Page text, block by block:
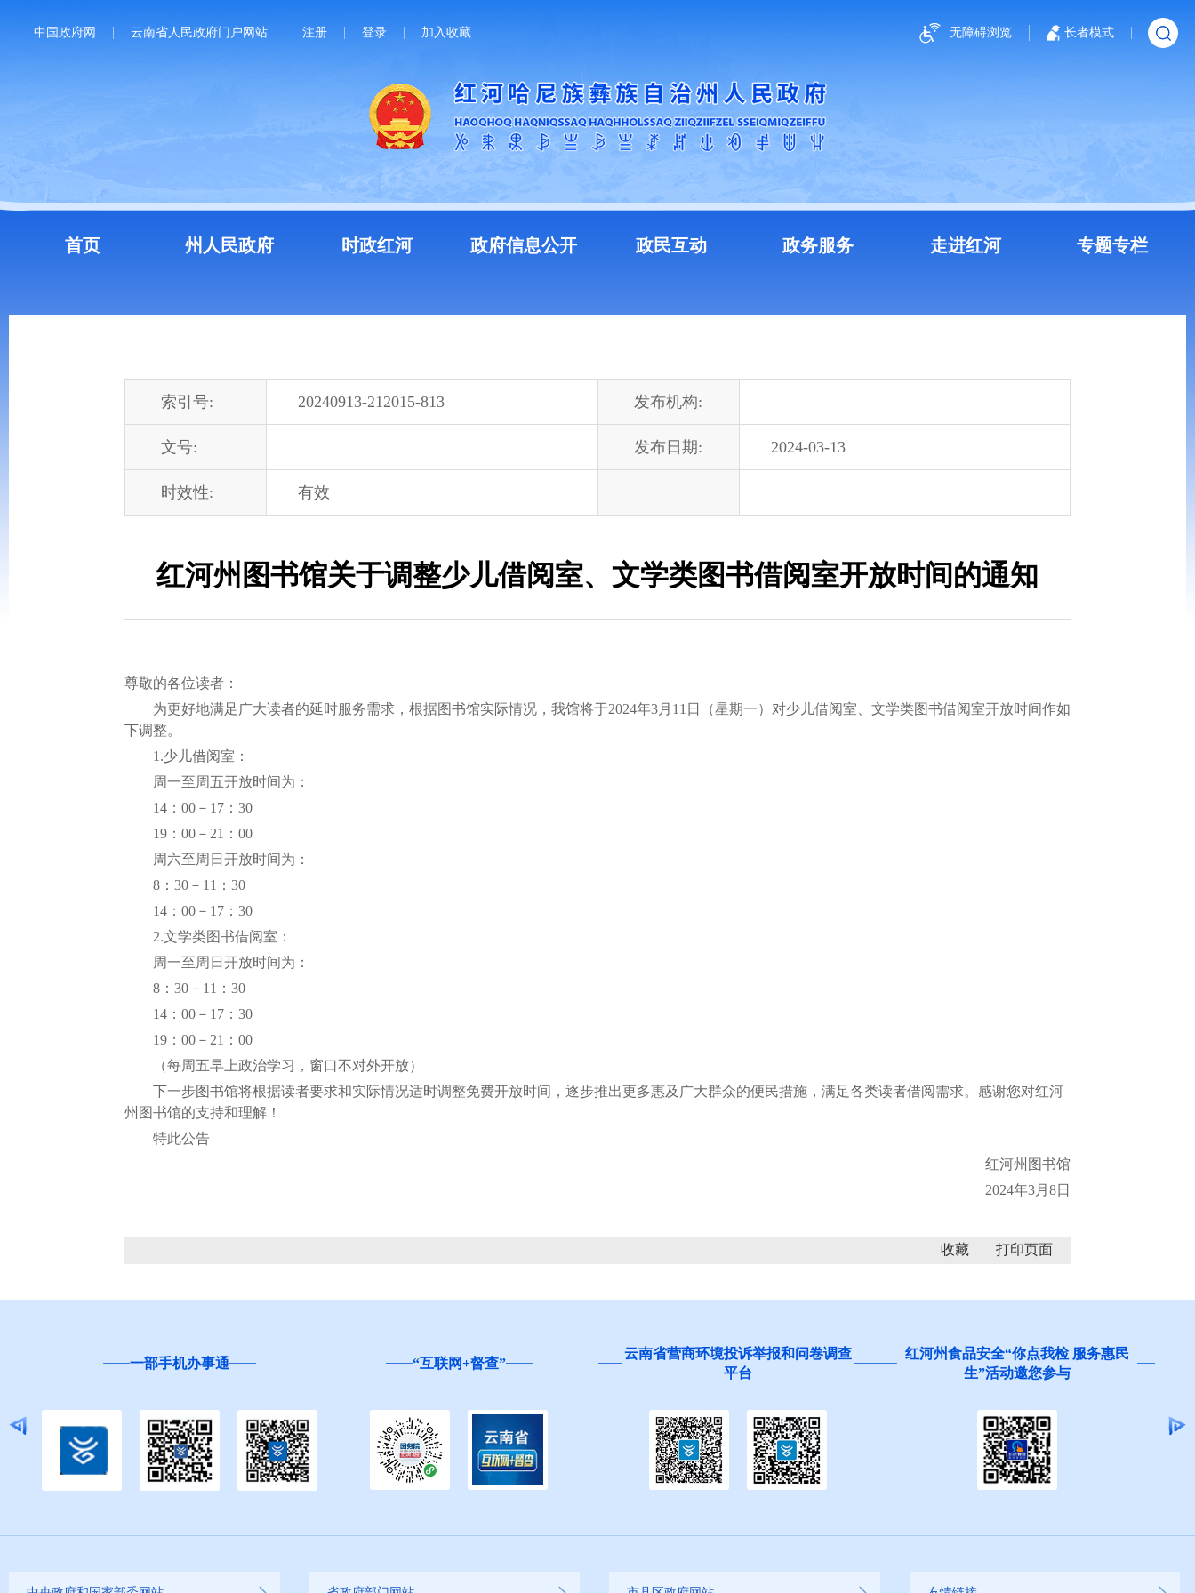
中国政府网 云南省人民政府门户网站 注册 登录 加入收藏 无障碍浏览 长者模式
首页 州人民政府 时政红河 政府信息公开 政民互动 政务服务 走进红河 专题专栏
索引号: 20240913-212015-813 发布机构:
文号: 发布日期: 2024-03-13
时效性: 有效
红河州图书馆关于调整少儿借阅室、文学类图书借阅室开放时间的通知
尊敬的各位读者：
为更好地满足广大读者的延时服务需求，根据图书馆实际情况，我馆将于2024年3月11日（星期一）对少儿借阅室、文学类图书借阅室开放时间作如
下调整。
1.少儿借阅室：
周一至周五开放时间为：
14：00－17：30
19：00－21：00
周六至周日开放时间为：
8：30－11：30
14：00－17：30
2.文学类图书借阅室：
周一至周日开放时间为：
8：30－11：30
14：00－17：30
19：00－21：00
（每周五早上政治学习，窗口不对外开放）
下一步图书馆将根据读者要求和实际情况适时调整免费开放时间，逐步推出更多惠及广大群众的便民措施，满足各类读者借阅需求。感谢您对红河
州图书馆的支持和理解！
特此公告
红河州图书馆
2024年3月8日
收藏
一部手机办事通 “互联网+督查”
云南省营商环境投诉举报和问卷调查
平台
红河州食品安全“你点我检 服务惠民
生”活动邀您参与